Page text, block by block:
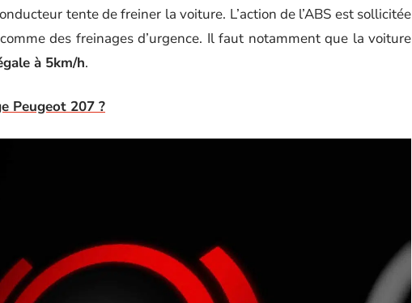
tente de freiner la voiture. L’action de l’ABS est sollicitée
des freinages d’urgence. Il faut notamment que la voiture
à 5km/h.
Peugeot 207 ?